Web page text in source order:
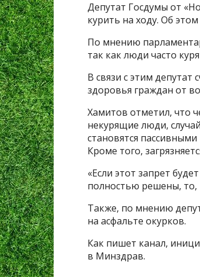
Депутат Госдумы от
курить на ходу. Об
По мнению
так как люди часто
В связи с этим депутат
здоровья граждан от
Хамитов отметил, что
некурящие люди,
становятся
Кроме того,
«Если этот запрет
полностью решены, то,
Также, по мнению
на асфальте окурков.
Как пишет канал,
в Минздрав.